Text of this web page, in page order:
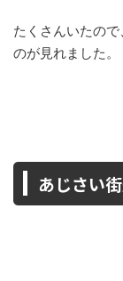
たくさんいたの
のが見れました。
あじさい